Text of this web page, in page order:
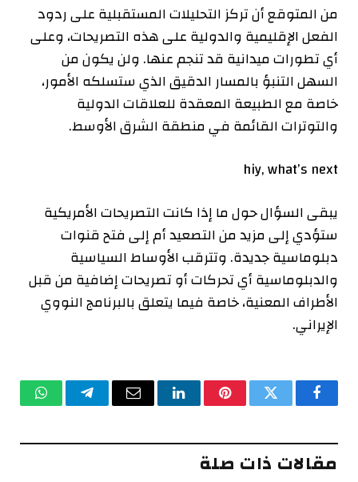
من المتوقع أن تركز التحليلات المستقبلية على ردود
الفعل الإقليمية والدولية على هذه التصريحات، وعلى
أي تطورات ميدانية قد تنجم عنها. ولن يكون من
السهل التنبؤ بالمسار الدقيق الذي ستسلكه الأمور،
خاصة مع الطبيعة المعقدة للعلاقات الدولية
والتوترات القائمة في منطقة الشرق الأوسط.
hiy, what’s next
يبقى السؤال حول ما إذا كانت التصريحات الأمريكية
ستؤدي إلى مزيد من التصعيد أم إلى فتح قنوات
دبلوماسية جديدة. وتترقب الأوساط السياسية
والدبلوماسية أي تحركات أو تصريحات إضافية من قبل
الأطراف المعنية، خاصة فيما يتعلق بالبرنامج النووي
الإيراني.
فيسبوكتويتر بينتيريستلينكدإنالبريد تيلقرام
مقالات ذات صلة